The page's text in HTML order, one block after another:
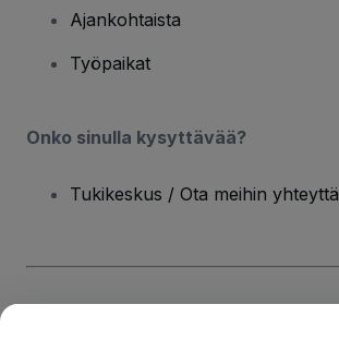
Ajankohtaista
Työpaikat
Onko sinulla kysyttävää?
Tukikeskus / Ota meihin yhteyttä